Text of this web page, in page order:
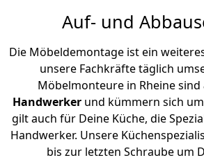
Auf- und
Die Möbeldemontage ist ein
unsere Fachkräfte täglich
Möbelmonteure in Rheine sind
Handwerker und kümmern sich
gilt auch für Deine Küche, die
Handwerker. Unsere
bis zur letzten Schraube um